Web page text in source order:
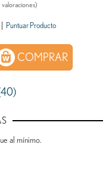
valoraciones)
Puntuar Producto
COMPRAR
al mínimo.